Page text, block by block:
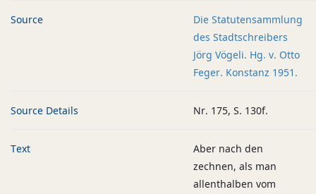
Source
Die Statutensammlung
des Stadtschreibers
Jörg Vögeli. Hg. v. Otto
Feger. Konstanz 1951.
Source Details Nr. 175, S. 130f.
Text
Aber nach den
zechnen, als man
allenthalben vom